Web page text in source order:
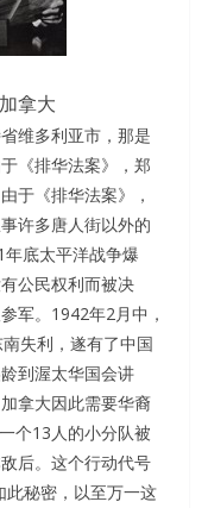
拿大
维多利亚市，那是
《排华法案》，郑
于《排华法案》，
许多唐人街以外的
底太平洋战争爆
公民权利而被决
军。1942年2月中，
失利，遂有了中国
到渥太华国会讲
拿大因此需要华裔
个13人的小分队被
后。这个行动代号
此秘密，以至万一这